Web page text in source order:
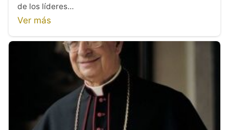
de los líderes…
Ver más